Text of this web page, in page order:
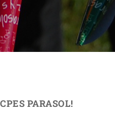
PARASOL!